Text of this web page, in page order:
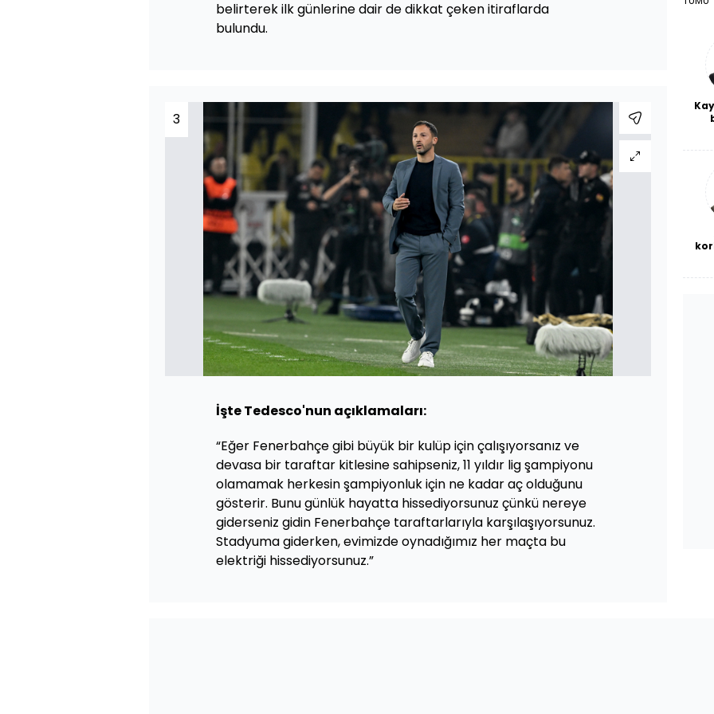
belirterek ilk günlerine dair de dikkat çeken itiraflarda
bulundu.
3
İşte Tedesco'nun açıklamaları:
“Eğer Fenerbahçe gibi büyük bir kulüp için çalışıyorsanız ve
devasa bir taraftar kitlesine sahipseniz, 11 yıldır lig şampiyonu
olamamak herkesin şampiyonluk için ne kadar aç olduğunu
gösterir. Bunu günlük hayatta hissediyorsunuz çünkü nereye
giderseniz gidin Fenerbahçe taraftarlarıyla karşılaşıyorsunuz.
Stadyuma giderken, evimizde oynadığımız her maçta bu
elektriği hissediyorsunuz.”